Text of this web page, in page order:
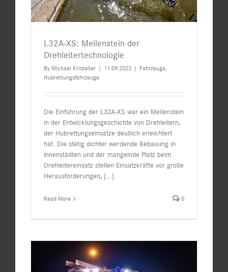
L32A-XS: Meilenstein der
Drehleitertechnologie
By Michael Kristeller | 11.09.2023 | Fahrzeuge
Hubrettungsfahrzeuge
Die Einführung der L32A-XS war ein Meilenstein
in der Entwicklungsgeschichte von Drehleitern,
der Hubrettungseinsätze deutlich erleichtert
hat. Die stetig dichter werdende Bebauung in
Innenstädten und der mangelnde Platz beim
Drehleitereinsatz stellen Einsatzkräfte vor große
Herausforderungen, [...]
Read More 0